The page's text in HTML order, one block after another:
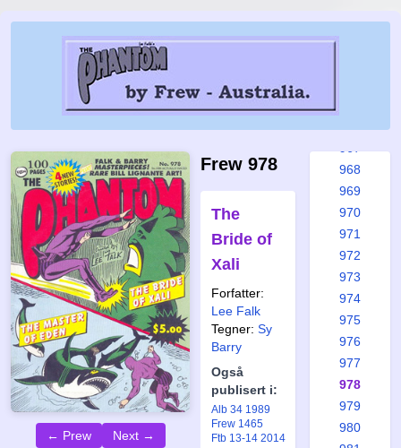
← Prew Next →
Frew 978
The
Bride of
Xali
Forfatter:
Lee Falk
Tegner: Sy
Barry
Også
publisert i:
Alb 34 1989
Frew 1465
Ftb 13-14 2014
962
968
969
970
971
972
973
974
975
976
977
978
979
980